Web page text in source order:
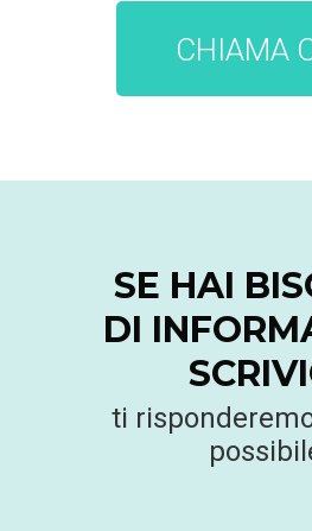
CHIAMA
SE HAI
DI
ti